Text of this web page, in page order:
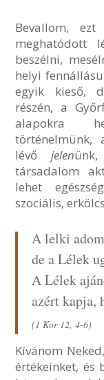
Bevallom,
meghatódott
beszélni,
helyi
egyik kieső,
részén, a
alapokra
történelmünk,
lévőjelen
társadalom
lehet
szociális,
A lelki
de a Lélek
A Lélek
azért kapja,
(1 Kor 12, 4-6)
Kívánom
értékeinket, és